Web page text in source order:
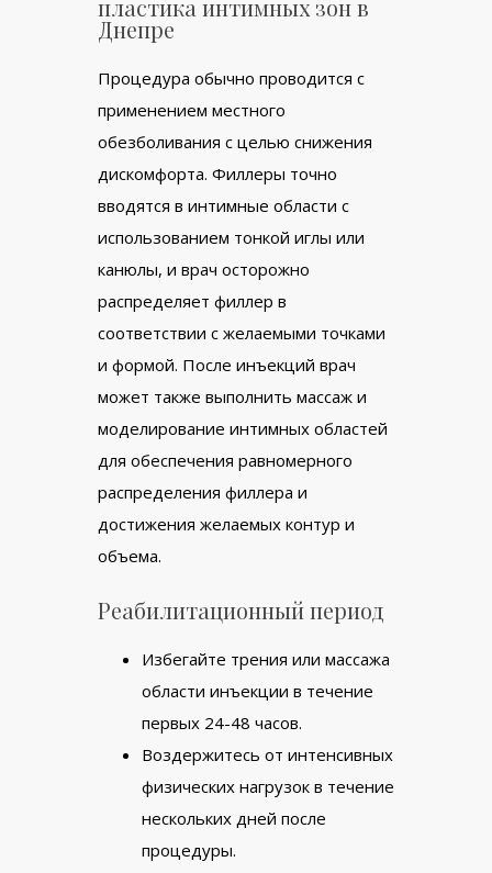
пластика интимных зон в
Днепре
Процедура обычно проводится с
применением местного
обезболивания с целью снижения
дискомфорта. Филлеры точно
вводятся в интимные области с
использованием тонкой иглы или
канюлы, и врач осторожно
распределяет филлер в
соответствии с желаемыми точками
и формой. После инъекций врач
может также выполнить массаж и
моделирование интимных областей
для обеспечения равномерного
распределения филлера и
достижения желаемых контур и
объема.
Реабилитационный период
Избегайте трения или массажа
области инъекции в течение
первых 24-48 часов.
Воздержитесь от интенсивных
физических нагрузок в течение
нескольких дней после
процедуры.